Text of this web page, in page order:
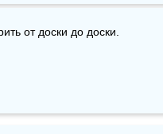
от доски до доски.